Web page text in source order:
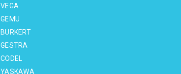
VEGA
GEMU
BURKERT
GESTRA
CODEL
YASKAWA